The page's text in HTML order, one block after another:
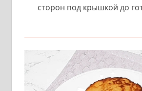
сторон под крышкой до